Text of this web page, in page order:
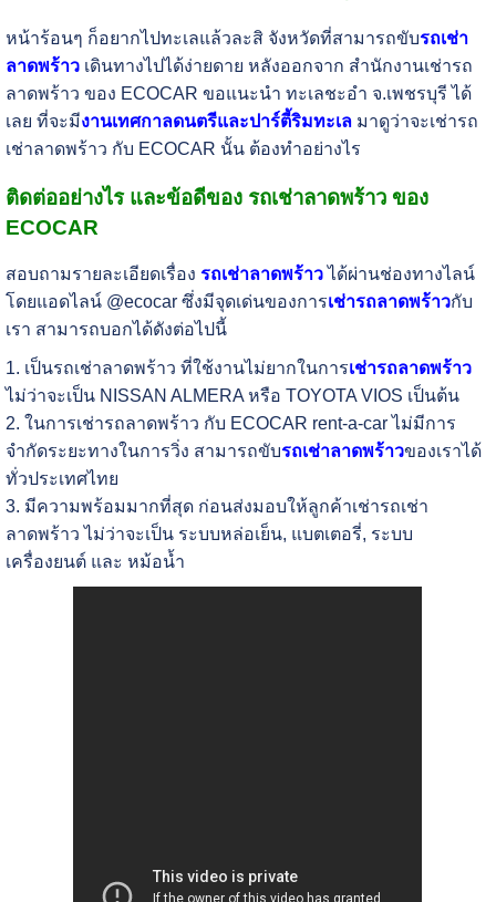
หน้าร้อนๆ ก็อยากไปทะเลแล้วละสิ จังหวัดที่สามารถขับรถเช่า
ลาดพร้าวเดินทางไปได้ง่ายดาย หลังออกจาก สำนักงานเช่ารถ
ลาดพร้าว ของ ECOCAR ขอแนะนำ ทะเลชะอำ จ.เพชรบุรี ได้
เลย ที่จะมีงานเทศกาลดนตรีและปาร์ตี้ริมทะเลมาดูว่าจะเช่ารถ
เช่าลาดพร้าว กับ ECOCAR นั้น ต้องทำอย่างไร
ติดต่ออย่างไร และข้อดีของ รถเช่าลาดพร้าว ของ
ECOCAR
สอบถามรายละเอียดเรื่อง รถเช่าลาดพร้าวได้ผ่านช่องทางไลน์
โดยแอดไลน์ @ecocar ซึ่งมีจุดเด่นของการเช่ารถลาดพร้าวกับ
เรา สามารถบอกได้ดังต่อไปนี้
1. เป็นรถเช่าลาดพร้าว ที่ใช้งานไม่ยากในการเช่ารถลาดพร้าว
ไม่ว่าจะเป็น NISSAN ALMERA หรือ TOYOTA VIOS เป็นต้น
2. ในการเช่ารถลาดพร้าว กับ ECOCAR rent-a-car ไม่มีการ
จำกัดระยะทางในการวิ่ง สามารถขับรถเช่าลาดพร้าวของเราได้
ทั่วประเทศไทย
3. มีความพร้อมมากที่สุด ก่อนส่งมอบให้ลูกค้าเช่ารถเช่า
ลาดพร้าว ไม่ว่าจะเป็น ระบบหล่อเย็น, แบตเตอรี่, ระบบ
เครื่องยนต์ และ หม้อน้ำ